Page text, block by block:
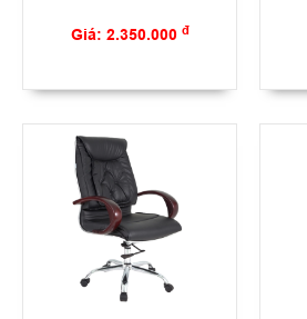
Giá: 2.350.000 đ